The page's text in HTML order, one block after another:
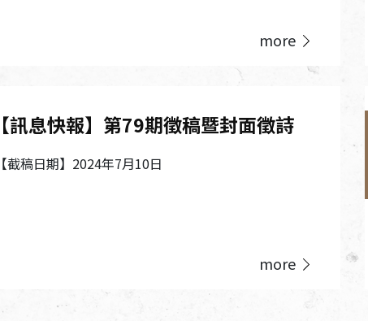
more
【訊息快報】第79期徵稿暨封面徵詩
【截稿日期】2024年7月10日
more